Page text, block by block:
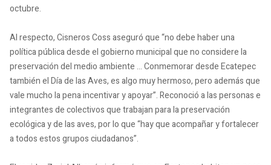
octubre.
Al respecto, Cisneros Coss aseguró que “no debe haber una
política pública desde el gobierno municipal que no considere la
preservación del medio ambiente … Conmemorar desde Ecatepec
también el Día de las Aves, es algo muy hermoso, pero además que
vale mucho la pena incentivar y apoyar”. Reconoció a las personas e
integrantes de colectivos que trabajan para la preservación
ecológica y de las aves, por lo que “hay que acompañar y fortalecer
a todos estos grupos ciudadanos”.